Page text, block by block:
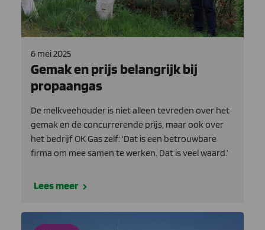
6 mei 2025
Gemak en prijs belangrijk bij
propaangas
De melkveehouder is niet alleen tevreden over het
gemak en de concurrerende prijs, maar ook over
het bedrijf OK Gas zelf: ‘Dat is een betrouwbare
firma om mee samen te werken. Dat is veel waard.’
Lees meer